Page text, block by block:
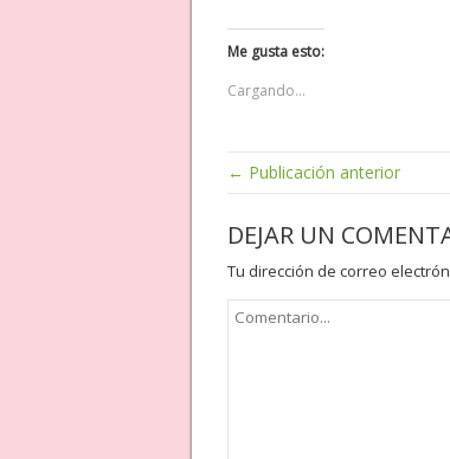
Me gusta esto:
Cargando...
← Publicación anterior
DEJAR UN
Tu dirección de correo